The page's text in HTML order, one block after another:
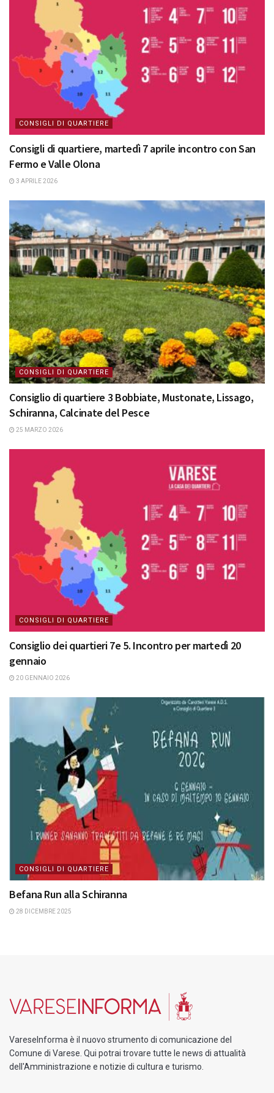
CONSIGLI DI QUARTIERE
Consigli di quartiere, martedì 7 aprile incontro con San
Fermo e Valle Olona
3 APRILE 2026
CONSIGLI DI QUARTIERE
Consiglio di quartiere 3 Bobbiate, Mustonate, Lissago,
Schiranna, Calcinate del Pesce
25 MARZO 2026
CONSIGLI DI QUARTIERE
Consiglio dei quartieri 7e 5. Incontro per martedì 20
gennaio
20 GENNAIO 2026
CONSIGLI DI QUARTIERE
Befana Run alla Schiranna
28 DICEMBRE 2025
VareseInforma è il nuovo strumento di comunicazione del
Comune di Varese. Qui potrai trovare tutte le news di attualità
dell'Amministrazione e notizie di cultura e turismo.